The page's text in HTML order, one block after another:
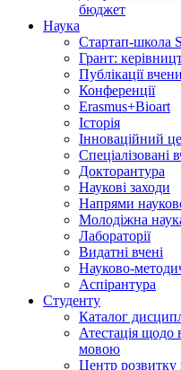
бюджет
Наука
Стартап-школа
Грант:
Публікації
Конференції
Erasmus+Bioart
Історія
Інноваційний
Спеціалізовані
Докторантура
Наукові заходи
Напрями
Молодіжна
Лабораторії
Видатні вчені
Науково-
Аспірантура
Студенту
Каталог
Атестація щодо
мовою
Центр розвитку